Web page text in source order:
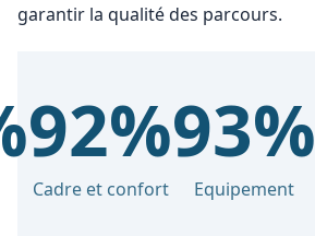
garantir la qualité des parcours.
92%
Cadre et confort
93%
Equipement